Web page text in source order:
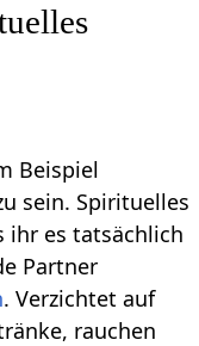
Beispiel
sein. Spirituelles
ihr es tatsächlich
Partner
. Verzichtet auf
rauchen